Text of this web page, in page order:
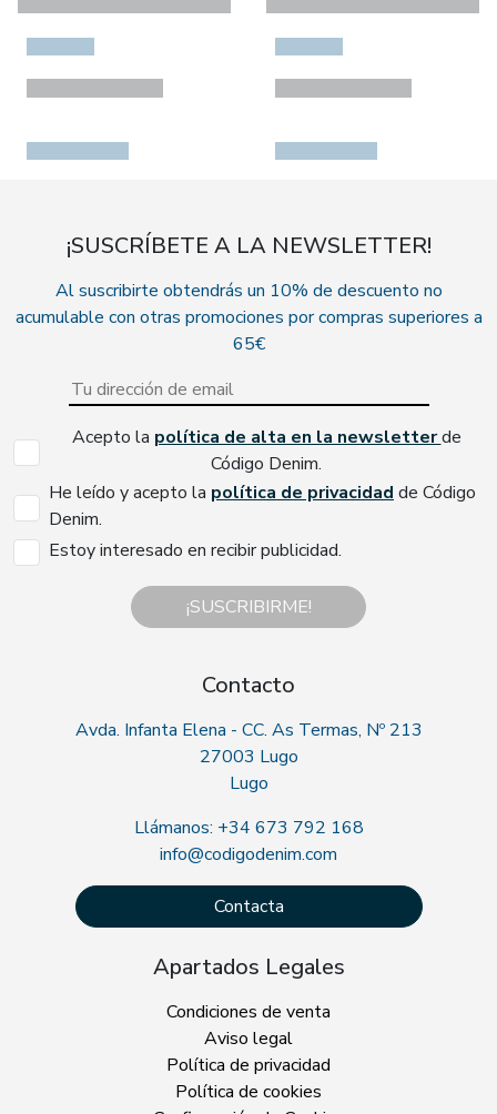
¡SUSCRÍBETE A LA NEWSLETTER!
Al suscribirte obtendrás un 10% de descuento no
acumulable con otras promociones por compras superiores a
65€
Acepto la política de alta en la newsletterde
Código Denim.
He leído y acepto la política de privacidadde Código
Denim.
Estoy interesado en recibir publicidad.
¡SUSCRIBIRME!
Contacto
Avda. Infanta Elena - CC. As Termas, Nº 213
27003 Lugo
Lugo
Llámanos: +34 673 792 168
info@codigodenim.com
Contacta
Apartados Legales
Condiciones de venta
Aviso legal
Política de privacidad
Política de cookies